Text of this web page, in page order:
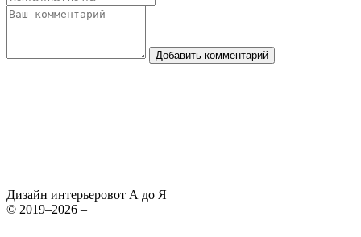
Добавить комментарий
Дизайн интерьеровот А до Я
© 2019–2026 –